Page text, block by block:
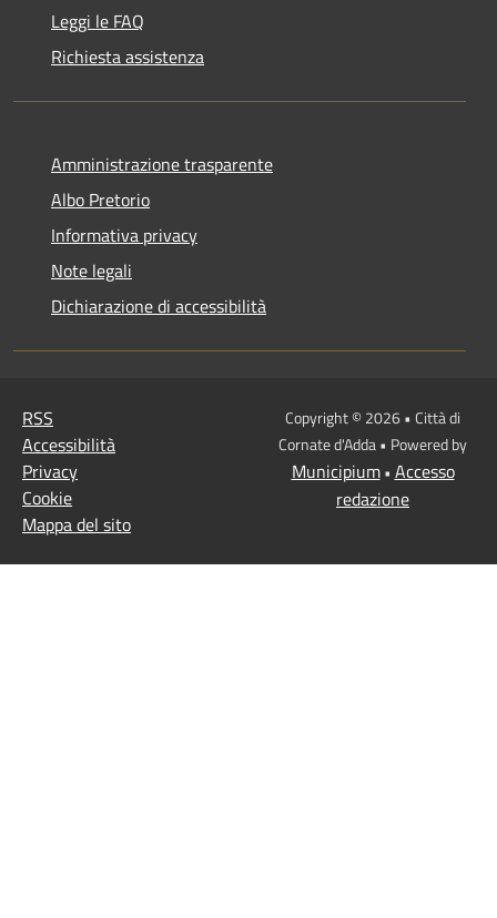
Leggi le FAQ
Richiesta assistenza
Amministrazione trasparente
Albo Pretorio
Informativa privacy
Note legali
Dichiarazione di accessibilità
RSS
Accessibilità
Privacy
Cookie
Mappa del sito
Copyright © 2026 • Città di
Cornate d'Adda • Powered by
Municipium• Accesso
redazione